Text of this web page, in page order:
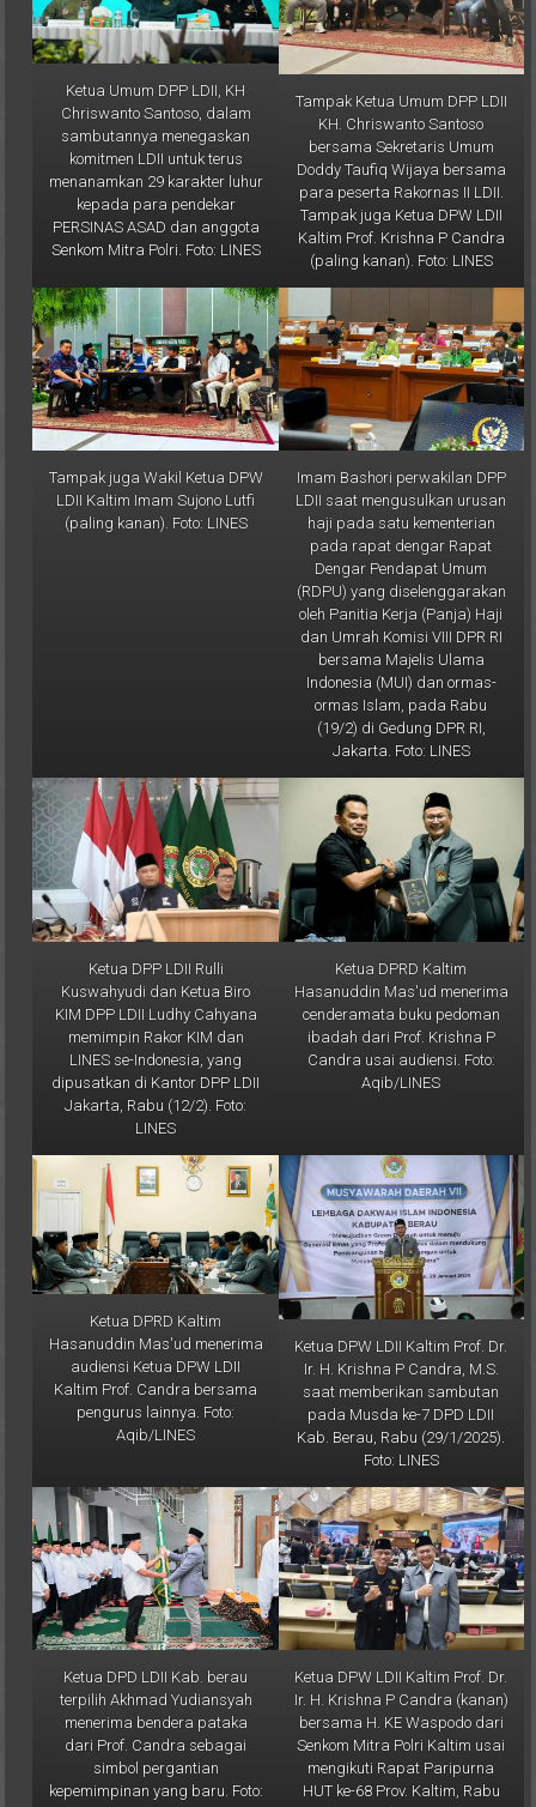
Ketua Umum DPP LDII, KH
Chriswanto Santoso, dalam
sambutannya menegaskan
komitmen LDII untuk terus
menanamkan 29 karakter luhur
kepada para pendekar
PERSINAS ASAD dan anggota
Senkom Mitra Polri. Foto: LINES
Tampak Ketua Umum DPP LDII
KH. Chriswanto Santoso
bersama Sekretaris Umum
Doddy Taufiq Wijaya bersama
para peserta Rakornas II LDII.
Tampak juga Ketua DPW LDII
Kaltim Prof. Krishna P Candra
(paling kanan). Foto: LINES
Tampak juga Wakil Ketua DPW
LDII Kaltim Imam Sujono Lutfi
(paling kanan). Foto: LINES
Imam Bashori perwakilan DPP
LDII saat mengusulkan urusan
haji pada satu kementerian
pada rapat dengar Rapat
Dengar Pendapat Umum
(RDPU) yang diselenggarakan
oleh Panitia Kerja (Panja) Haji
dan Umrah Komisi VIII DPR RI
bersama Majelis Ulama
Indonesia (MUI) dan ormas-
ormas Islam, pada Rabu
(19/2) di Gedung DPR RI,
Jakarta. Foto: LINES
Ketua DPP LDII Rulli
Kuswahyudi dan Ketua Biro
KIM DPP LDII Ludhy Cahyana
memimpin Rakor KIM dan
LINES se-Indonesia, yang
dipusatkan di Kantor DPP LDII
Jakarta, Rabu (12/2). Foto:
LINES
Ketua DPRD Kaltim
Hasanuddin Mas'ud menerima
cenderamata buku pedoman
ibadah dari Prof. Krishna P
Candra usai audiensi. Foto:
Aqib/LINES
Ketua DPRD Kaltim
Hasanuddin Mas'ud menerima
audiensi Ketua DPW LDII
Kaltim Prof. Candra bersama
pengurus lainnya. Foto:
Aqib/LINES
Ketua DPW LDII Kaltim Prof. Dr.
Ir. H. Krishna P Candra, M.S.
saat memberikan sambutan
pada Musda ke-7 DPD LDII
Kab. Berau, Rabu (29/1/2025).
Foto: LINES
Ketua DPD LDII Kab. berau
terpilih Akhmad Yudiansyah
menerima bendera pataka
dari Prof. Candra sebagai
simbol pergantian
kepemimpinan yang baru. Foto:
LINES
Ketua DPW LDII Kaltim Prof. Dr.
Ir. H. Krishna P Candra (kanan)
bersama H. KE Waspodo dari
Senkom Mitra Polri Kaltim usai
mengikuti Rapat Paripurna
HUT ke-68 Prov. Kaltim, Rabu
(8/1/2025). Foto: LINES